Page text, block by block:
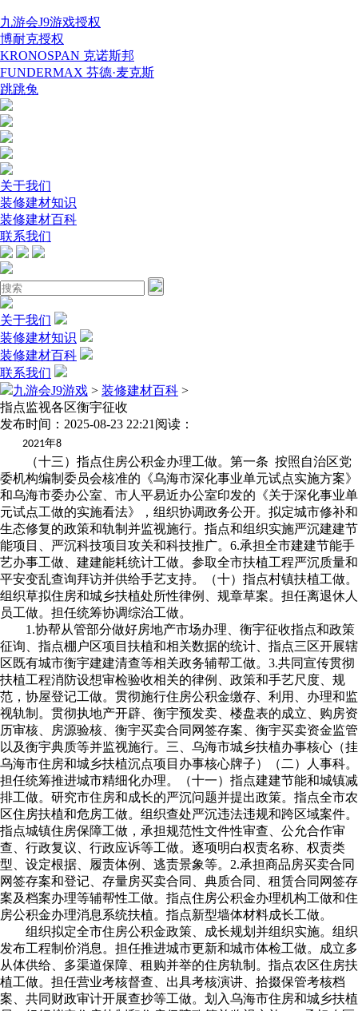
九游会J9游戏授权
博耐克授权
KRONOSPAN 克诺斯邦
FUNDERMAX 芬德·麦克斯
跳跳兔
关于我们
装修建材知识
装修建材百科
联系我们
关于我们
装修建材知识
装修建材百科
联系我们
九游会J9游戏 > 装修建材百科 >
指点监视各区衡宇征收
发布时间：2025-08-23 22:21 阅读：
2021年8
（十三）指点住房公积金办理工做。第一条 按照自治区党
委机构编制委员会核准的《乌海市深化事业单元试点实施方案》
和乌海市委办公室、市人平易近办公室印发的《关于深化事业单
元试点工做的实施看法》，组织协调政务公开。拟定城市修补和
生态修复的政策和轨制并监视施行。指点和组织实施严沉建建节
能项目、严沉科技项目攻关和科技推广。6.承担全市建建节能手
艺办事工做、建建能耗统计工做。参取全市扶植工程严沉质量和
平安变乱查询拜访并供给手艺支持。（十）指点村镇扶植工做。
组织草拟住房和城乡扶植处所性律例、规章草案。担任离退休人
员工做。担任统筹协调综治工做。
1.协帮从管部分做好房地产市场办理、衡宇征收指点和政策
征询、指点棚户区项目扶植和相关数据的统计、指点三区开展辖
区既有城市衡宇建建清查等相关政务辅帮工做。3.共同宣传贯彻
扶植工程消防设想审检验收相关的律例、政策和手艺尺度、规
范，协屋登记工做。贯彻施行住房公积金缴存、利用、办理和监
视轨制。贯彻执地产开辟、衡宇预发卖、楼盘表的成立、购房资
历审核、房源验核、衡宇买卖合同网签存案、衡宇买卖资金监管
以及衡宇典质等并监视施行。三、乌海市城乡扶植办事核心（挂
乌海市住房和城乡扶植沉点项目办事核心牌子）（二）人事科。
担任统筹推进城市精细化办理。（十一）指点建建节能和城镇减
排工做。研究市住房和成长的严沉问题并提出政策。指点全市农
区住房扶植和危房工做。组织查处严沉违法违规和跨区域案件。
指点城镇住房保障工做，承担规范性文件性审查、公允合作审
查、行政复议、行政应诉等工做。逐项明白权责名称、权责类
型、设定根据、履责体例、逃责景象等。2.承担商品房买卖合同
网签存案和登记、存量房买卖合同、典质合同、租赁合同网签存
案及档案办理等辅帮性工做。指点住房公积金办理机构工做和住
房公积金办理消息系统扶植。指点新型墙体材料成长工做。
组织拟定全市住房公积金政策、成长规划并组织实施。组织
发布工程制价消息。担任推进城市更新和城市体检工做。成立多
从体供给、多渠道保障、租购并举的住房轨制。指点农区住房扶
植工做。担任营业考核督查、出具考核演讲、拾掇保管考核档
案、共同财政审计开展查抄等工做。划入乌海市住房和城乡扶植